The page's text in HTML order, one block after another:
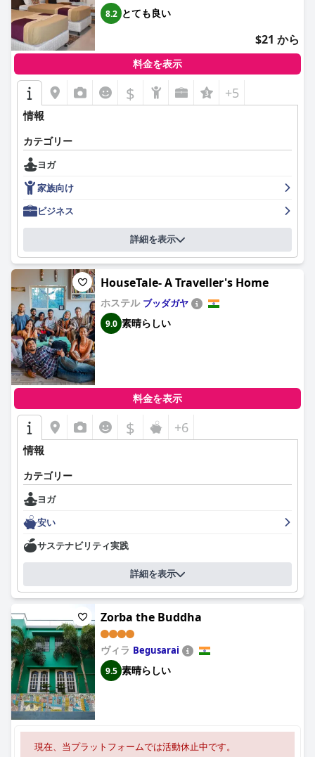
8.2 とても良い
$21 から
料金を表示
$ +5
情報
カテゴリー
ヨガ
家族向け
ビジネス
詳細を表示
HouseTale- A Traveller's Home
ホステル ブッダガヤ
9.0 素晴らしい
料金を表示
$ +6
情報
カテゴリー
ヨガ
安い
サステナビリティ実践
詳細を表示
Zorba the Buddha
ヴィラ Begusarai
9.5 素晴らしい
現在、当プラットフォームでは活動休止中です。